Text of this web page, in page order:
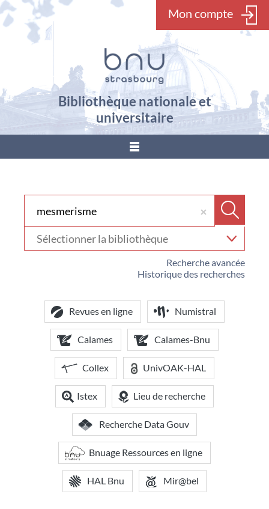
Mon compte
Bibliothèque nationale et
universitaire
???
Recherche avancée
Historique des recherches
votre
bibliothèque
Revues en ligne Numistral
Calames Calames-Bnu
Collex UnivOAK-HAL
Istex Lieu de recherche
Recherche Data Gouv
Bnuage Ressources en ligne
HAL Bnu Mir@bel